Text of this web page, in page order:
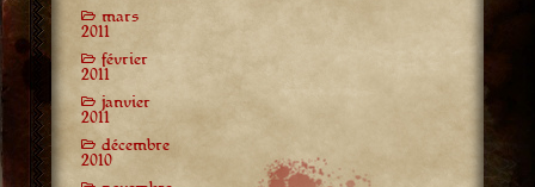
mars
2011
février
2011
janvier
2011
décembre
2010